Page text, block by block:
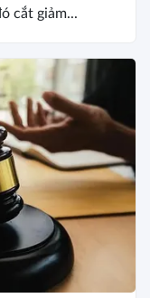
cắt giảm...